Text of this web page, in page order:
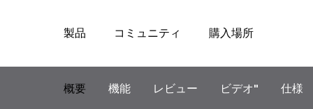
製品 コミュニティ 購入場所
概要
機能 レビュー ビデオ" 仕様